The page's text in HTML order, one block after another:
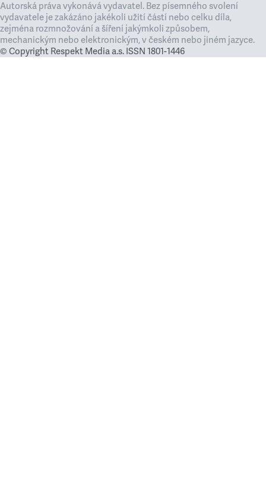
Autorská práva vykonává vydavatel. Bez písemného svolení
vydavatele je zakázáno jakékoli užití částí nebo celku díla,
zejména rozmnožování a šíření jakýmkoli způsobem,
mechanickým nebo elektronickým, v českém nebo jiném jazyce.
© Copyright Respekt Media a.s. ISSN 1801-1446